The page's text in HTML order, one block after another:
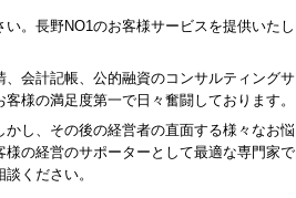
。長野NO1のお客様サービスを提供いたし
会計記帳、公的融資のコンサルティングサ
様の満足度第一で日々奮闘しております。
し、その後の経営者の直面する様々なお悩
の経営のサポーターとして最適な専門家で
ください。